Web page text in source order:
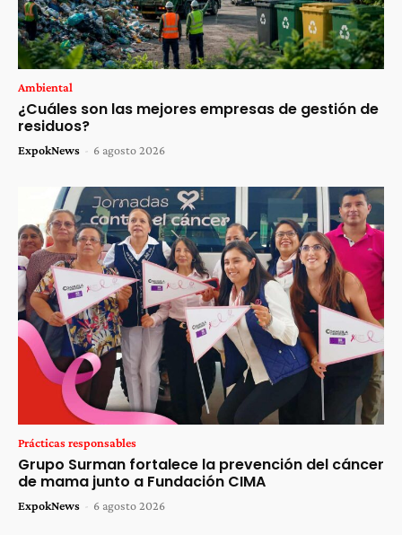
Ambiental
¿Cuáles son las mejores empresas de gestión de
residuos?
ExpokNews - 6 agosto 2026
Prácticas responsables
Grupo Surman fortalece la prevención del cáncer
de mama junto a Fundación CIMA
ExpokNews - 6 agosto 2026